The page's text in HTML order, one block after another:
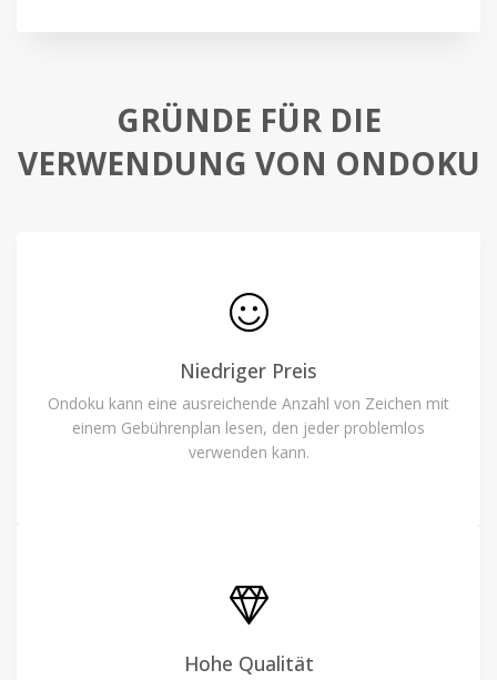
GRÜNDE FÜR DIE
VERWENDUNG VON ONDOKU
Niedriger Preis
Ondoku kann eine ausreichende Anzahl von Zeichen mit
einem Gebührenplan lesen, den jeder problemlos
verwenden kann.
Hohe Qualität